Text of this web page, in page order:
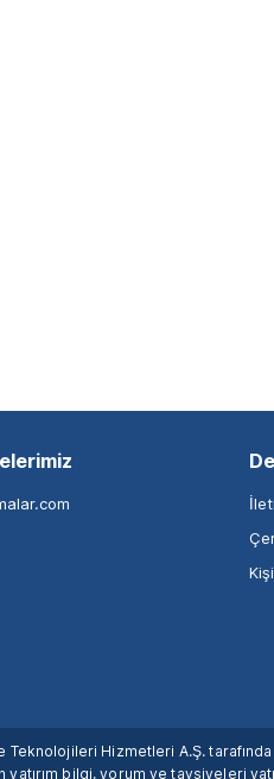
Teknolojileri Hizmetleri A.Ş.
bilgi, yorum ve tavsiyeleri